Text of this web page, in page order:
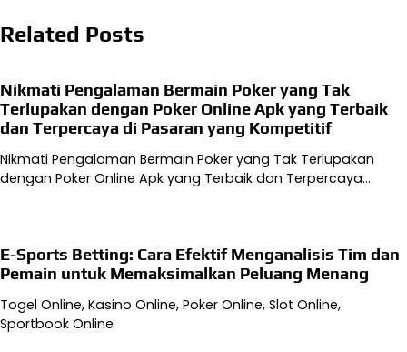
Related Posts
Nikmati Pengalaman Bermain Poker yang Tak
Terlupakan dengan Poker Online Apk yang Terbaik
dan Terpercaya di Pasaran yang Kompetitif
Nikmati Pengalaman Bermain Poker yang Tak Terlupakan
dengan Poker Online Apk yang Terbaik dan Terpercaya…
E-Sports Betting: Cara Efektif Menganalisis Tim dan
Pemain untuk Memaksimalkan Peluang Menang
Togel Online, Kasino Online, Poker Online, Slot Online,
Sportbook Online